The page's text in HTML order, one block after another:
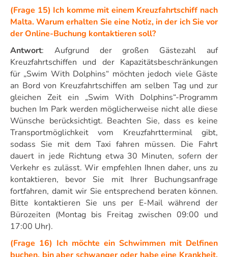
(Frage 15) Ich komme mit einem Kreuzfahrtschiff nach
Malta. Warum erhalten Sie eine Notiz, in der ich Sie vor
der Online-Buchung kontaktieren soll?
Antwort: Aufgrund der großen Gästezahl auf
Kreuzfahrtschiffen und der Kapazitätsbeschränkungen
für „Swim With Dolphins“ möchten jedoch viele Gäste
an Bord von Kreuzfahrtschiffen am selben Tag und zur
gleichen Zeit ein „Swim With Dolphins“-Programm
buchen Im Park werden möglicherweise nicht alle diese
Wünsche berücksichtigt. Beachten Sie, dass es keine
Transportmöglichkeit vom Kreuzfahrtterminal gibt,
sodass Sie mit dem Taxi fahren müssen. Die Fahrt
dauert in jede Richtung etwa 30 Minuten, sofern der
Verkehr es zulässt. Wir empfehlen Ihnen daher, uns zu
kontaktieren, bevor Sie mit Ihrer Buchungsanfrage
fortfahren, damit wir Sie entsprechend beraten können.
Bitte kontaktieren Sie uns per E-Mail während der
Bürozeiten (Montag bis Freitag zwischen 09:00 und
17:00 Uhr).
(Frage 16) Ich möchte ein Schwimmen mit Delfinen